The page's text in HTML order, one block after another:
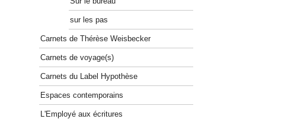
sur les pas
Carnets de Thérèse Weisbecker
Carnets de voyage(s)
Carnets du Label Hypothèse
Espaces contemporains
L'Employé aux écritures